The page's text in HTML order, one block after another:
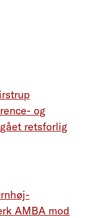
og
retsforlig
AMBA mod